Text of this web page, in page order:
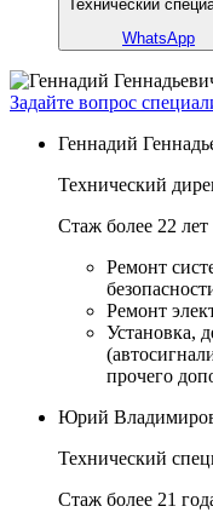
Технический
WhatsApp
Задайте вопрос
Геннадий
Технический
Стаж более 22 лет
Ремонт
Ремонт
Установка,
прочего
Юрий
Технический
Стаж более 21